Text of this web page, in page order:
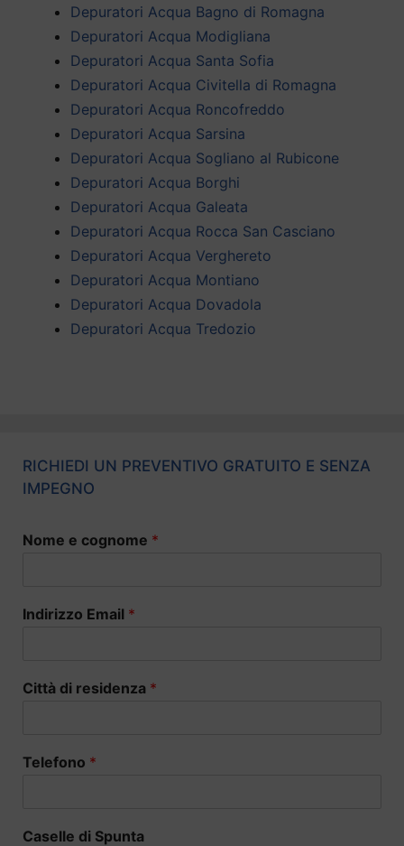
Depuratori Acqua Bagno di Romagna
Depuratori Acqua Modigliana
Depuratori Acqua Santa Sofia
Depuratori Acqua Civitella di Romagna
Depuratori Acqua Roncofreddo
Depuratori Acqua Sarsina
Depuratori Acqua Sogliano al Rubicone
Depuratori Acqua Borghi
Depuratori Acqua Galeata
Depuratori Acqua Rocca San Casciano
Depuratori Acqua Verghereto
Depuratori Acqua Montiano
Depuratori Acqua Dovadola
Depuratori Acqua Tredozio
RICHIEDI UN PREVENTIVO GRATUITO E SENZA
IMPEGNO
Nome e cognome *
Indirizzo Email *
Città di residenza *
Telefono *
Caselle di Spunta